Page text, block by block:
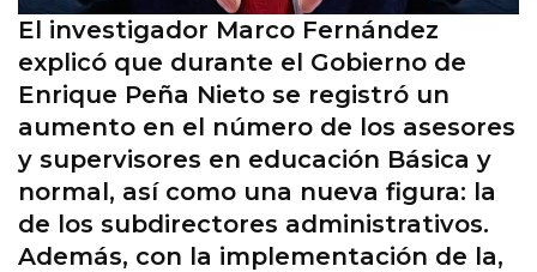
El investigador Marco Fernández
explicó que durante el Gobierno de
Enrique Peña Nieto se registró un
aumento en el número de los asesores
y supervisores en educación Básica y
normal, así como una nueva figura: la
de los subdirectores administrativos.
Además, con la implementación de la,